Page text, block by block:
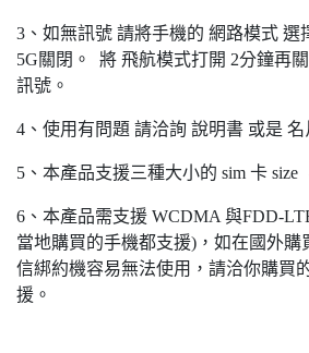
3、如無訊號 請將手機的 網路模式 選
5G關閉。 將 飛航模式打開 2分鐘再
訊號。
4、使用有問題 請洽詢 說明書 或是 名
5、本產品支援三種大小的 sim 卡 size
6、本產品需支援 WCDMA 與FDD-
當地購買的手機都支援)，如在國外購
信綁約機容易無法使用，請洽你購買
援。